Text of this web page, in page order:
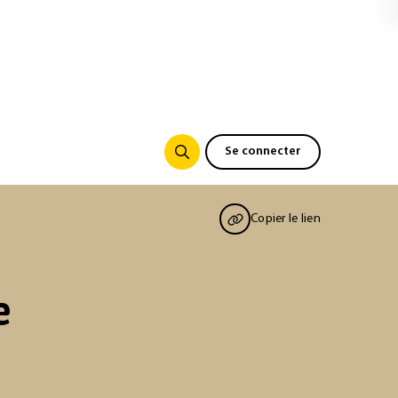
Se connecter
Copier le lien